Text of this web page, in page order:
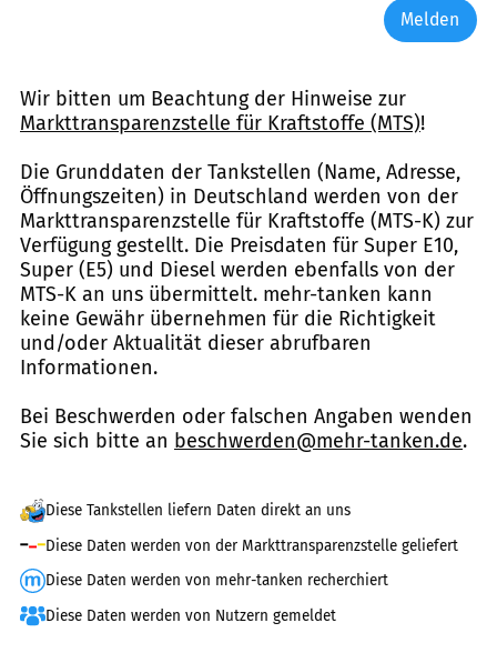
Melden
Wir bitten um Beachtung der Hinweise zur
Markttransparenzstelle für Kraftstoffe (MTS)!
Die Grunddaten der Tankstellen (Name, Adresse,
Öffnungszeiten) in Deutschland werden von der
Markttransparenzstelle für Kraftstoffe (MTS-K) zur
Verfügung gestellt. Die Preisdaten für Super E10,
Super (E5) und Diesel werden ebenfalls von der
MTS-K an uns übermittelt. mehr-tanken kann
keine Gewähr übernehmen für die Richtigkeit
und/oder Aktualität dieser abrufbaren
Informationen.
Bei Beschwerden oder falschen Angaben wenden
Sie sich bitte an beschwerden@mehr-tanken.de.
Diese Tankstellen liefern Daten direkt an uns
Diese Daten werden von der Markttransparenzstelle geliefert
Diese Daten werden von mehr-tanken recherchiert
Diese Daten werden von Nutzern gemeldet